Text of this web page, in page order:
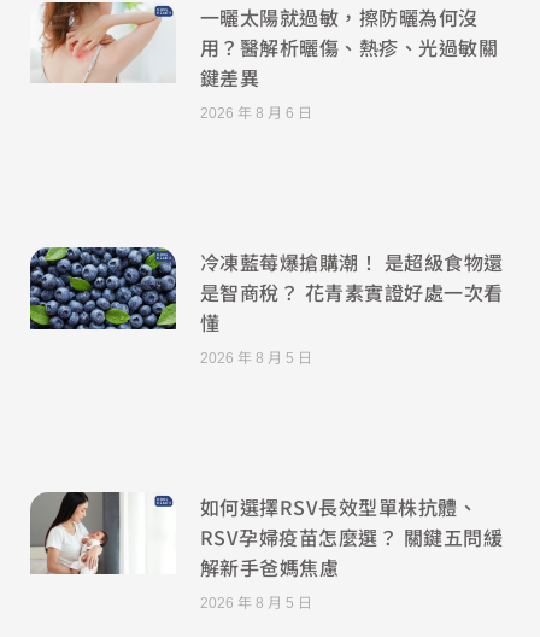
一曬太陽就過敏，擦防曬為何沒
用？醫解析曬傷、熱疹、光過敏關
鍵差異
2026 年 8 月 6 日
冷凍藍莓爆搶購潮！ 是超級食物還
是智商稅？ 花青素實證好處一次看
懂
2026 年 8 月 5 日
如何選擇RSV長效型單株抗體、
RSV孕婦疫苗怎麼選？ 關鍵五問緩
解新手爸媽焦慮
2026 年 8 月 5 日